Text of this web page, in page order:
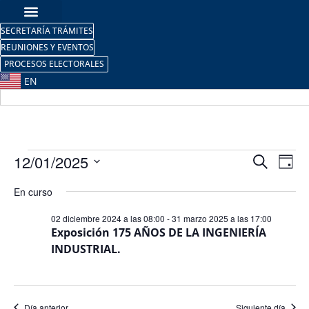
SECRETARÍA TRÁMITES
REUNIONES Y EVENTOS
PROCESOS ELECTORALES
EN
de
y
de
BuscarDía
12/01/2025
la
fecha.
En curso
Exposición 175 AÑOS DE LA INGENIERÍA
INDUSTRIAL.
02 diciembre 2024 a las 08:00 -31 marzo 2025 a las 17:00